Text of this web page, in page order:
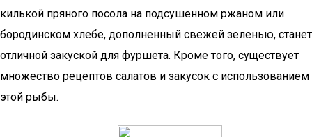
килькой пряного посола на подсушенном ржаном или
бородинском хлебе, дополненный свежей зеленью, станет
отличной закуской для фуршета. Кроме того, существует
множество рецептов салатов и закусок с использованием
этой рыбы.